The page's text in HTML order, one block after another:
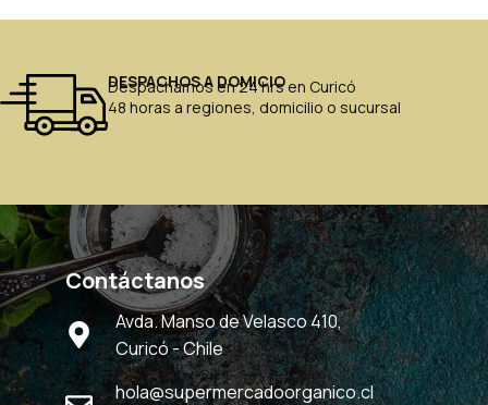
DESPACHOS A DOMICIO
Despachamos en 24 hrs en Curicó
48 horas a regiones, domicilio o sucursal
Contáctanos
Avda. Manso de Velasco 410,
Curicó - Chile
hola@supermercadoorganico.cl